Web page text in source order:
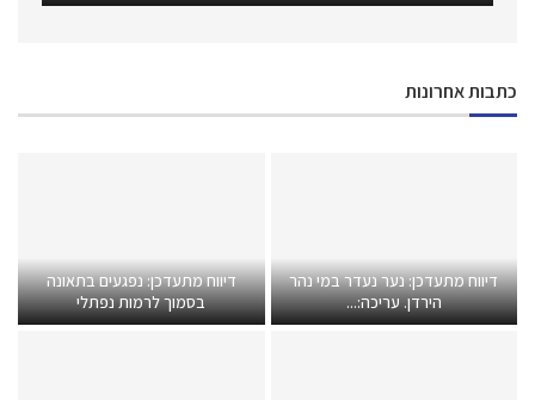
כתבות אחרונות
דיווח מתעדכן: נער נעדר במי נהר
הירדן. עריכה:...
דיווח מתעדכן: נפגעים בתאונה
בסמוך לרמות נפתלי